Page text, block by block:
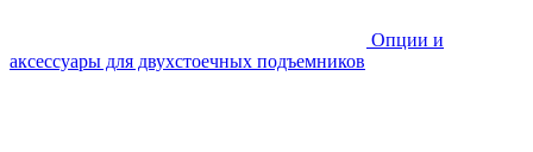
Опции и
аксессуары для двухстоечных подъемников